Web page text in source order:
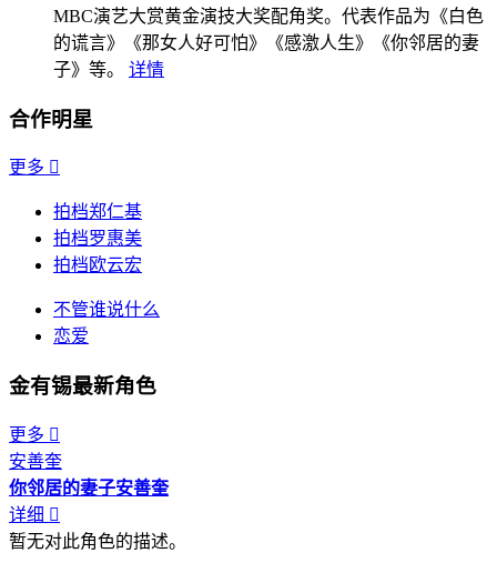
MBC演艺大赏黄金演技大奖配角奖。代表作品为《白色
的谎言》《那女人好可怕》《感激人生》《你邻居的妻
子》等。
详情
合作明星
更多 
拍档郑仁基
拍档罗惠美
拍档欧云宏
不管谁说什么
恋爱
金有锡最新角色
更多 
安善奎
你邻居的妻子安善奎
详细 
暂无对此角色的描述。